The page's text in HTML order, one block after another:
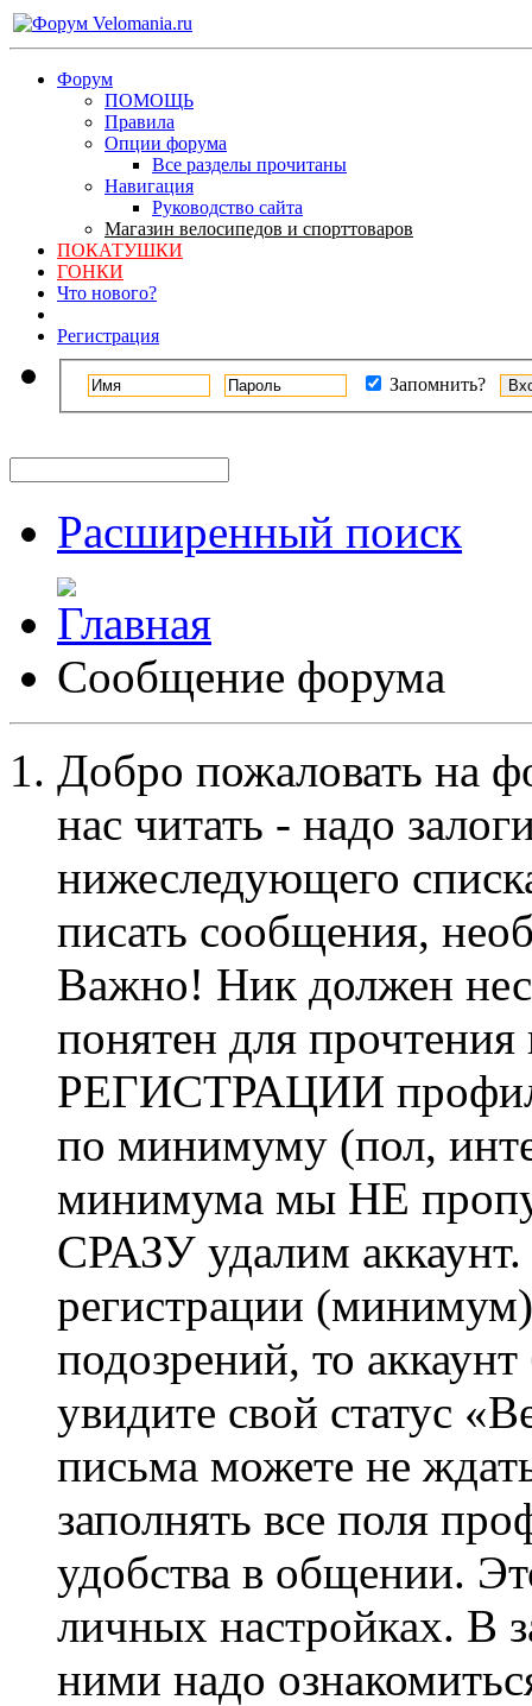
Форум
ПОМОЩЬ
Правила
Опции форума
Все разделы прочитаны
Навигация
Руководство сайта
Магазин велосипедов и спорттоваров
ПОКАТУШКИ
ГОНКИ
Что нового?
Регистрация
Запомнить?
Расширенный поиск
Сообщение форума
Добро пожаловать на
нас читать - надо
нижеследующего
писать сообщения,
Важно! Ник должен
понятен для
РЕГИСТРАЦИИ профиль
по минимуму (пол,
минимума мы НЕ
СРАЗУ удалим
регистрации
подозрений, то
увидите свой статус
письма можете не
заполнять все поля
удобства в общении.
личных настройках. В
ними надо